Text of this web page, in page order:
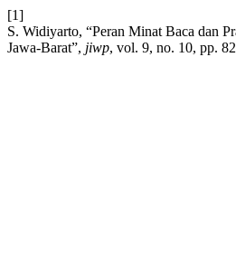
[1]
S. Widiyarto, “Peran Minat Baca dan
Jawa-Barat”, jiwp, vol. 9, no. 10, pp.